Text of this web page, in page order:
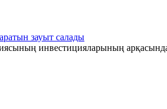
зауыт салады
инвестицияларының